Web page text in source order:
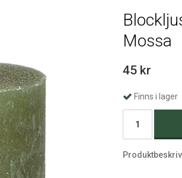
Mossa
45 kr
Finns i lager